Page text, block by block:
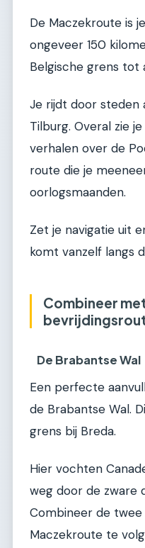
De Maczekroute is
ongeveer 150
Belgische grens tot
Je rijdt door steden
Tilburg. Overal zie
verhalen over de
route die je
oorlogsmaanden.
Zet je navigatie uit
komt vanzelf langs
Combineer
De Brabantse Wal
Een perfecte
de Brabantse Wal.
grens bij Breda.
Hier vochten
weg door de zware
Combineer de
Maczekroute te